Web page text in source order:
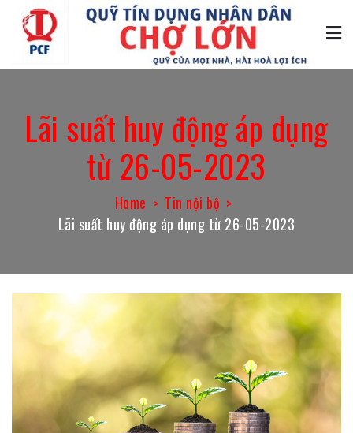
content
Lãi suất huy động áp dụng
từ 26-05-2023
Home
Tin nội bộ
Lãi suất huy động áp dụng từ 26-05-2023